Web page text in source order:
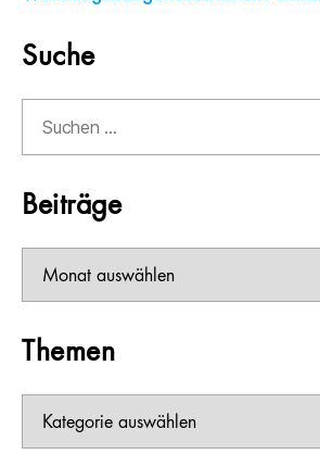
Suche
nach:
Beiträge
Themen